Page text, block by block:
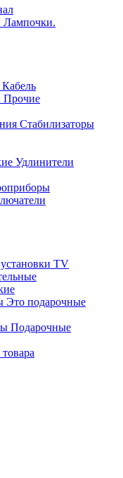
Лампочки.
Прочие
Стабилизаторы
Удлинители
TV
Это подарочные
Подарочные